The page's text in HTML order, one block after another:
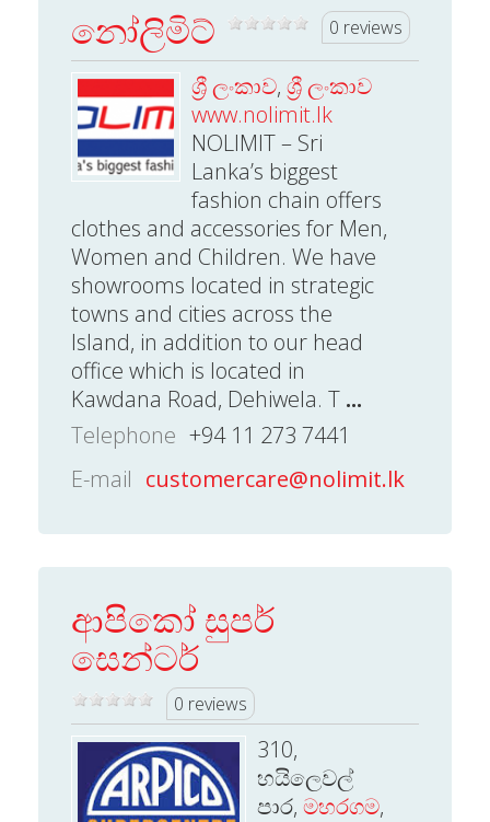
නෝලිමිට් 0 reviews
ශ්‍රී ලංකාව, ශ්‍රී ලංකාව
www.nolimit.lk
NOLIMIT – Sri
Lanka’s biggest
fashion chain offers
clothes and accessories for Men,
Women and Children. We have
showrooms located in strategic
towns and cities across the
Island, in addition to our head
office which is located in
Kawdana Road, Dehiwela. T ...
Telephone +94 11 273 7441
E-mail customercare@nolimit.lk
ආපිකෝ සුපර්
සෙන්ටර්
0 reviews
310,
හයිලෙවල්
පාර, මහරගම,